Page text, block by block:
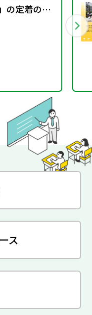
の定着のた
ルコンテン
ス